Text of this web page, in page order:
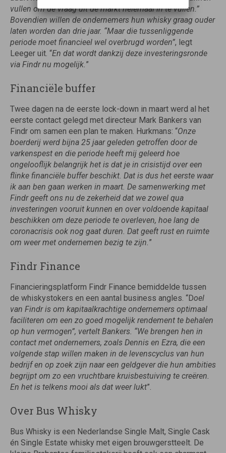
vullen om de vraag uit de markt helemaal in te vullen.”
Bovendien willen de ondernemers hun whisky graag ouder
laten worden dan drie jaar. “Maar die tussenliggende
periode moet financieel wel overbrugd worden”, legt
Leeger uit. “En dat wordt dankzij deze investeringsronde
via Findr nu mogelijk.”
Financiële buffer
Twee dagen na de eerste lock-down in maart werd al het
eerste contact gelegd met directeur Mark Bankers van
Findr om samen een plan te maken. Hurkmans: “Onze
boerderij werd bijna 25 jaargeleden getroffen door de
varkenspest en die periode heeft mij geleerd hoe
ongelooflijk belangrijk het is dat je in crisistijd over een
flinke financiële buffer beschikt. Dat is dus het eerste waar
ik aan ben gaan werken in maart. De samenwerking met
Findr geeft ons nu de zekerheid dat we zowel qua
investeringen vooruit kunnen en over voldoende kapitaal
beschikken om deze periode te overleven, hoe lang de
coronacrisis ook nog gaat duren. Dat geeft rust en ruimte
om weer met ondernemen bezig te zijn.”
Findr Finance
Financieringsplatform Findr Finance bemiddelde tussen
de whiskystokers en een aantal business angles. “Doel
van Findr is om kapitaalkrachtige ondernemers optimaal
faciliteren om een zo goed mogelijk rendement te behalen
op hun vermogen”, vertelt Bankers. “We brengen hen in
contact met ondernemers, zoals Dennis en Ezra, die een
volgende stap willen maken in de levenscyclus van hun
bedrijf en op zoek zijn naar een geldgever die hun ambities
begrijpt om zo een vruchtbare kruisbestuiving te creëren.
En het is telkens mooi als dat weer lukt”.
Over Bus Whisky
Bus Whisky is een Nederlandse Single Malt, Single Cask
én Single Estate whisky met eigen brouwgerstteelt. De